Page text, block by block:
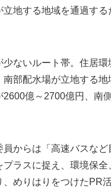
地する地域を通過する
ないルート帯。住居環
部配水場が立地する
億～2700億円、南
からは「高速バスなど
ラスに捉え、環境保全
めりはりをつけたPR